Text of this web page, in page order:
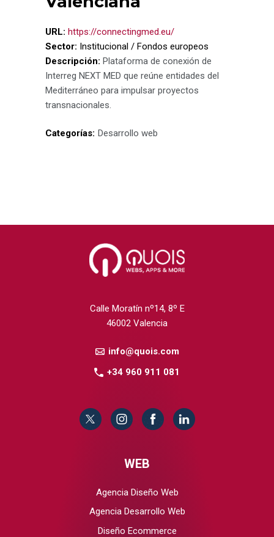
URL: https://connectingmed.eu/
Sector: Institucional / Fondos europeos
Descripción:Plataforma de conexión de
Interreg NEXT MED que reúne entidades del
Mediterráneo para impulsar proyectos
transnacionales.
Categorías: Desarrollo web
Calle Moratín nº14, 8º E
46002 Valencia
info@quois.com
+34 960 911 081
WEB
Agencia Diseño Web
Agencia Desarrollo Web
Diseño Ecommerce